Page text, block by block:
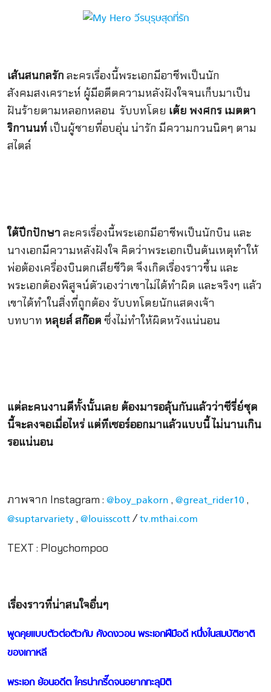
เส้นสนกลรัก ละครเรื่องนี้พระเอกมีอาชีพเป็นนัก
สังคมสงเคราะห์ ผู้มีอดีตความหลังฝังใจจนเก็บมาเป็น
ฝันร้ายตามหลอกหลอน รับบทโดย เต้ย พงศกร เมตตา
ริกานนท์ เป็นผู้ชายที่อบอุ่น น่ารัก มีความกวนนิดๆ ตาม
สไตล์
ใต้ปีกปักษา ละครเรื่องนี้พระเอกมีอาชีพเป็นนักบิน และ
นางเอกมีความหลังฝังใจ คิดว่าพระเอกเป็นต้นเหตุทำให้
พ่อต้องเครื่องบินตกเสียชีวิต จึงเกิดเรื่องราวขึ้น และ
พระเอกต้องพิสูจน์ตัวเองว่าเขาไม่ได้ทำผิด และจริงๆ แล้ว
เขาได้ทำในสิ่งที่ถูกต้อง รับบทโดยนักแสดงเจ้า
บทบาท หลุยส์ สก๊อต ซึ่งไม่ทำให้ผิดหวังแน่นอน
แต่ละคนงานดีทั้งนั้นเลย ต้องมารอลุ้นกันแล้วว่าซีรี่ย์ชุด
นี้จะลงจอเมื่อไหร่ แต่ทีเซอร์ออกมาแล้วแบบนี้ ไม่นานเกิน
รอแน่นอน
ภาพจาก Instagram : @boy_pakorn , @great_rider10 ,
@suptarvariety, @louisscott/tv.mthai.com
TEXT : Ploychompoo
เรื่องราวที่น่าสนใจอื่นๆ
พูดคุยแบบตัวต่อตัวกับ คังดงวอน พระเอกฝีมือดี หนึ่งในสมบัติชาติ
ของเกาหลี
พระเอก ย้อนอดีต ใครน่ากรี๊ดจนอยากทะลุมิติ